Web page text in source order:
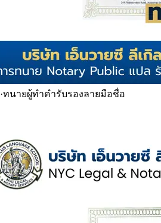
·ทนายผู้ทำคำรับรองลายมือชื่อ